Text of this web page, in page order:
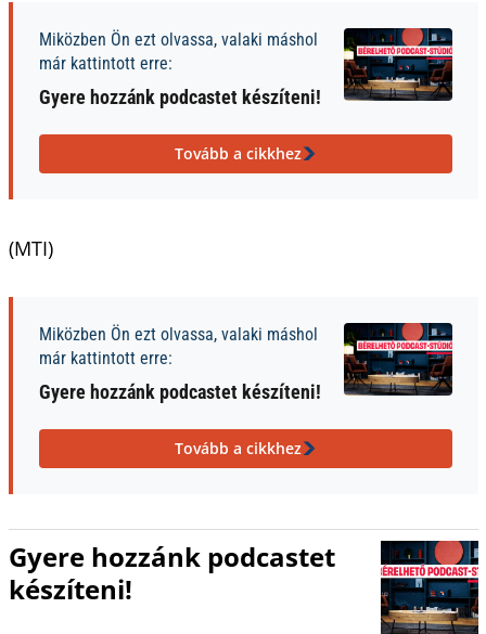
Miközben Ön ezt olvassa, valaki máshol
már kattintott erre:
Gyere hozzánk podcastet készíteni!
Tovább a cikkhez
(MTI)
Miközben Ön ezt olvassa, valaki máshol
már kattintott erre:
Gyere hozzánk podcastet készíteni!
Tovább a cikkhez
Gyere hozzánk podcastet
készíteni!